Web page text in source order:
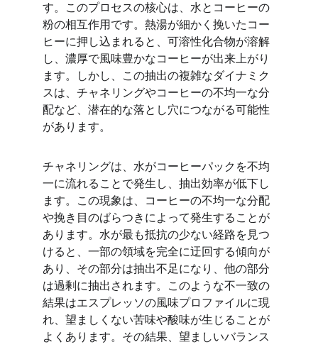
す。このプロセスの核心は、水とコーヒーの
粉の相互作用です。熱湯が細かく挽いたコー
ヒーに押し込まれると、可溶性化合物が溶解
し、濃厚で風味豊かなコーヒーが出来上がり
ます。しかし、この抽出の複雑なダイナミク
スは、チャネリングやコーヒーの不均一な分
配など、潜在的な落とし穴につながる可能性
があります。
チャネリングは、水がコーヒーパックを不均
一に流れることで発生し、抽出効率が低下し
ます。この現象は、コーヒーの不均一な分配
や挽き目のばらつきによって発生することが
あります。水が最も抵抗の少ない経路を見つ
けると、一部の領域を完全に迂回する傾向が
あり、その部分は抽出不足になり、他の部分
は過剰に抽出されます。このような不一致の
結果はエスプレッソの風味プロファイルに現
れ、望ましくない苦味や酸味が生じることが
よくあります。その結果、望ましいバランス